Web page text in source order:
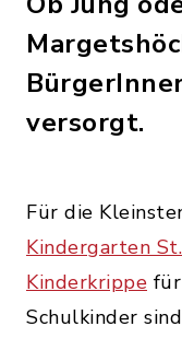
versorgt.
Für die
Kindergarten
Kinderkrippe
Schulkinder